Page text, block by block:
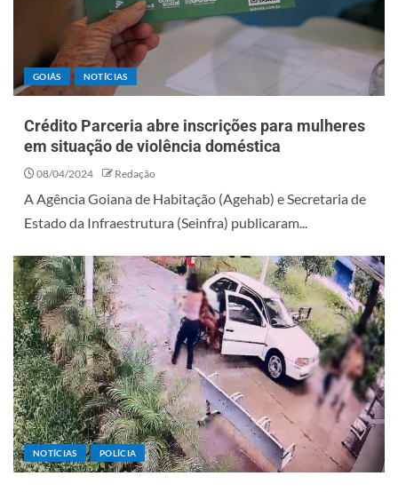
GOIÁS NOTÍCIAS
Crédito Parceria abre inscrições para mulheres
em situação de violência doméstica
08/04/2024 Redação
A Agência Goiana de Habitação (Agehab) e Secretaria de
Estado da Infraestrutura (Seinfra) publicaram...
NOTÍCIAS POLÍCIA